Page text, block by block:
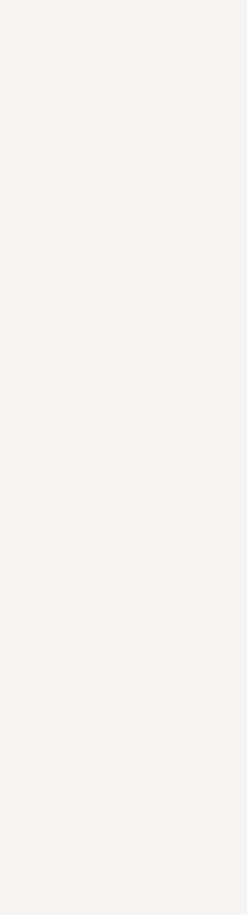
verstelbaar
inklapbaar
verstelbaar